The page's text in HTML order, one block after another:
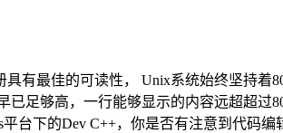
有最佳的可读性， Unix系统始终坚持着
足够高，一行能够显示的内容远超超过
台下的Dev C++，你是否有注意到代码编